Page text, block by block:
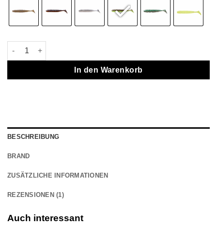
O.S.P HP Shadtail 3.1″ Menge
In den Warenkorb
BESCHREIBUNG
BRAND
ZUSÄTZLICHE INFORMATIONEN
REZENSIONEN (1)
Auch interessant